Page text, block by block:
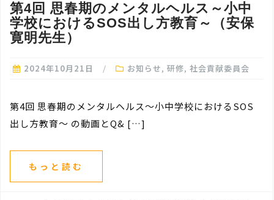
第4回 思春期のメンタルヘルス～小中
学校におけるSOS出し方教育～（安保
寛明先生）
2024年10月21日 お知らせ, 研修, 社会貢献委員会
第4回 思春期のメンタルヘルス～小中学校におけるSOS
出し方教育～ の動画とQ& […]
もっと読む